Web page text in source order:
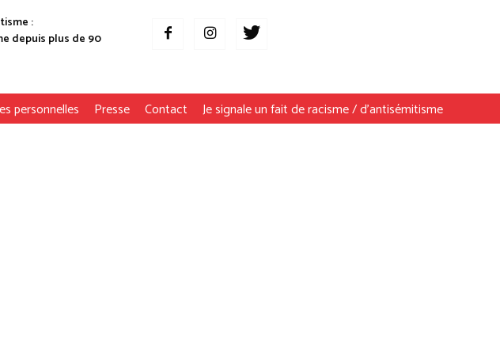
:
depuis plus de 90
personnelles Presse Contact Je signale un fait de racisme / d’antisémitisme